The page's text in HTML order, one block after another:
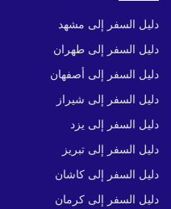
دليل السفر إلى مشهد
دليل السفر إلى طهران
دليل السفر إلى أصفهان
دليل السفر إلى شيراز
دليل السفر إلى يزد
دليل السفر إلى تبريز
دليل السفر إلى كاشان
دليل السفر إلى كرمان